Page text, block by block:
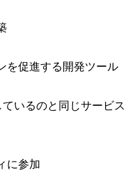
を促進する開発ツール
いるのと同じサービス
に参加